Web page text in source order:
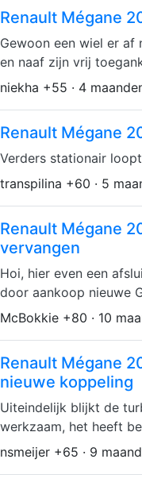
Renault Mégane
Gewoon een wiel er af
en naaf zijn vrij
niekha +55 · 4
Renault Mégane
Verders stationair
transpilina +60 · 5
Renault Mégane
vervangen
Hoi, hier even een
door aankoop nieuwe
McBokkie +80 · 10
Renault Mégane
nieuwe koppeling
Uiteindelijk blijkt de
werkzaam, het heeft
nsmeijer +65 · 9